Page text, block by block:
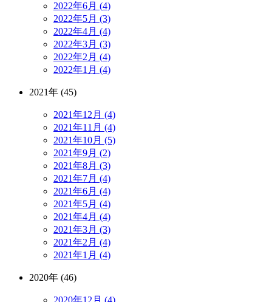
2022年6月 (4)
2022年5月 (3)
2022年4月 (4)
2022年3月 (3)
2022年2月 (4)
2022年1月 (4)
2021年 (45)
2021年12月 (4)
2021年11月 (4)
2021年10月 (5)
2021年9月 (2)
2021年8月 (3)
2021年7月 (4)
2021年6月 (4)
2021年5月 (4)
2021年4月 (4)
2021年3月 (3)
2021年2月 (4)
2021年1月 (4)
2020年 (46)